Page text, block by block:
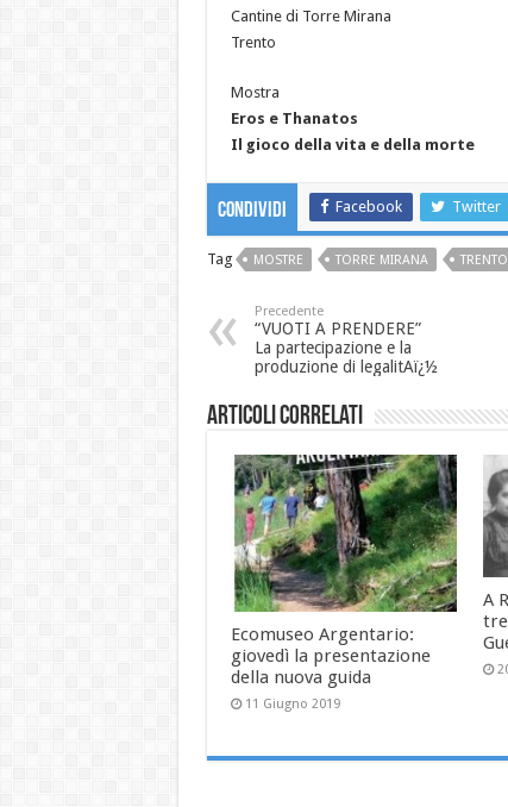
Cantine di Torre Mirana
Trento
Mostra
Eros e Thanatos
Il gioco della vita e della morte
Condividi Facebook Twitter
Tag MOSTRE TORRE MIRANA TRENTO
Precedente
“VUOTI A PRENDERE”
La partecipazione e la
produzione di legalitAï¿½
Articoli correlati
Ecomuseo Argentario:
giovedì la presentazione
della nuova guida
11 Giugno 2019
A